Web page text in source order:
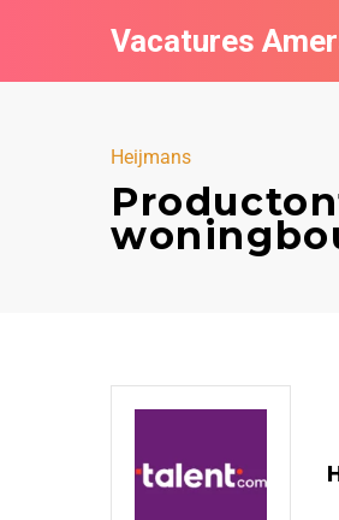
Vacatures
Heijmans